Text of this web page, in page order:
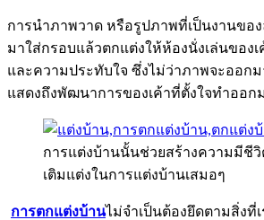
การนำภาพวาด หรือรูปภาพที่เป็นงานขอ
มาใส่กรอบแล้วตกแต่งให้ห้องนั่งเล่นของ
และความประทับใจ ซึ่งไม่ว่าภาพจะออก
แสดงถึงพัฒนาการของเค้าที่ตั้งใจทำออก
การแต่งบ้านนั้นช่วยสร้างความมีชีวิ
เติมแต่งในการแต่งบ้านเสมอๆ
การตกแต่งบ้านไม่จำเป็นต้องยึดตามสิ่งที่